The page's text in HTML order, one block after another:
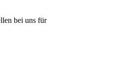
bei uns für